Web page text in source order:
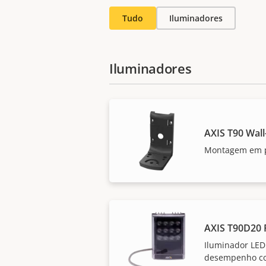
Tudo Iluminadores
Iluminadores
AXIS T90
Montagem em
AXIS T90D20
Iluminador
desempenho